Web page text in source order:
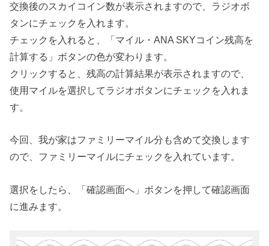
交換後のスカイコイン数が表示されますので、ラジオボ
タンにチェックを入れます。
チェックを入れると、「マイル・ANA SKYコイン残高を
計算する」ボタンの色が変わります。
クリックすると、残高の計算結果が表示されますので、
使用マイルを選択してラジオボタンにチェックを入れま
す。
今回、我が家はファミリーマイル分も含めて交換します
ので、ファミリーマイルにチェックを入れています。
選択をしたら、「確認画面へ」ボタンを押して確認画面
に進みます。